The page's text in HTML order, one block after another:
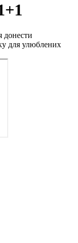
донести
для улюблених